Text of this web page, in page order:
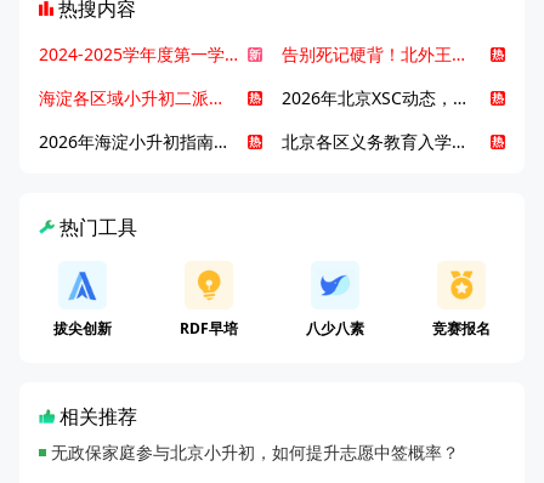
热搜内容
2024-2025学年度第一学期北京各区期末考试真题试卷汇总
告别死记硬背！北外王牌精读词汇课，帮孩子突破英语词汇难关
海淀各区域小升初二派全攻略合集！区域一至五志愿填报、升学策略详解
2026年北京XSC动态，持续更新中ing...
2026年海淀小升初指南，一文了解招生政策要点
北京各区义务教育入学咨询电话汇总，25年小升初家长提前收藏
热门工具
拔尖创新 RDF早培 八少八素 竞赛报名
相关推荐
无政保家庭参与北京小升初，如何提升志愿中签概率？